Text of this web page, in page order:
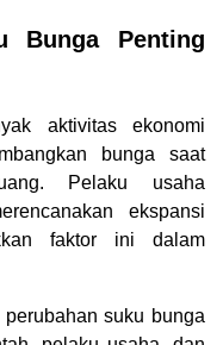
Bunga Penting
aktivitas ekonomi
bunga saat
Pelaku usaha
ekspansi
faktor ini dalam
suku bunga